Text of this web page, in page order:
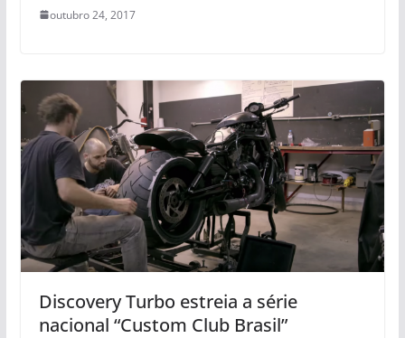
outubro 24, 2017
Discovery Turbo estreia a série
nacional “Custom Club Brasil”